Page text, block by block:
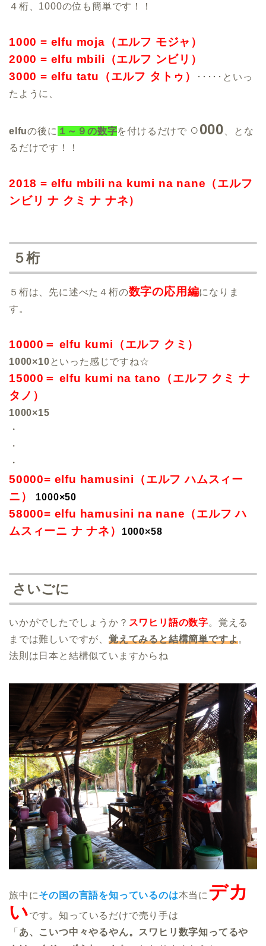
４桁、1000の位も簡単です！！
1000 = elfu moja（エルフ モジャ）
2000 = elfu mbili（エルフ ンビリ）
3000 = elfu tatu（エルフ タトゥ）
･････といっ
たように、
elfuの後に １～９の数字を付けるだけで ○000 、とな
るだけです！！
2018 = elfu mbili na kumi na nane（エルフ
ンビリ ナ クミ ナ ナネ）
５桁
５桁は、先に述べた４桁の数字の応用編になりま
す。
10000＝ elfu kumi（エルフ クミ）
1000×10といった感じですね☆
15000＝ elfu kumi na tano（エルフ クミ ナ
タノ）
1000×15
・
・
・
50000= elfu hamusini（エルフ ハムスィー
ニ）
1000×50
58000= elfu hamusini na nane（エルフ ハ
ムスィーニ ナ ナネ）
1000×58
さいごに
いかがでしたでしょうか？ スワヒリ語の数字。覚える
までは難しいですが、 覚えてみると結構簡単ですよ。
法則は日本と結構似ていますからね
旅中にその国の言語を知っているのは本当に デカ
いです。知っているだけで売り手は
「 あ、こいつ中々やるやん。スワヒリ数字知ってるや